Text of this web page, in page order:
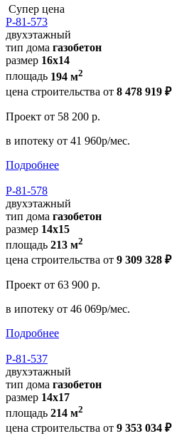
Супер цена
Р-81-573
двухэтажный
тип дома газобетон
размер 16х14
площадь 194 м2
цена строительства от 8 478 919 ₽
Проект от 58 200 р.
в ипотеку от 41 960р/мес.
Подробнее
Р-81-578
двухэтажный
тип дома газобетон
размер 14х15
площадь 213 м2
цена строительства от 9 309 328 ₽
Проект от 63 900 р.
в ипотеку от 46 069р/мес.
Подробнее
Р-81-537
двухэтажный
тип дома газобетон
размер 14х17
площадь 214 м2
цена строительства от 9 353 034 ₽